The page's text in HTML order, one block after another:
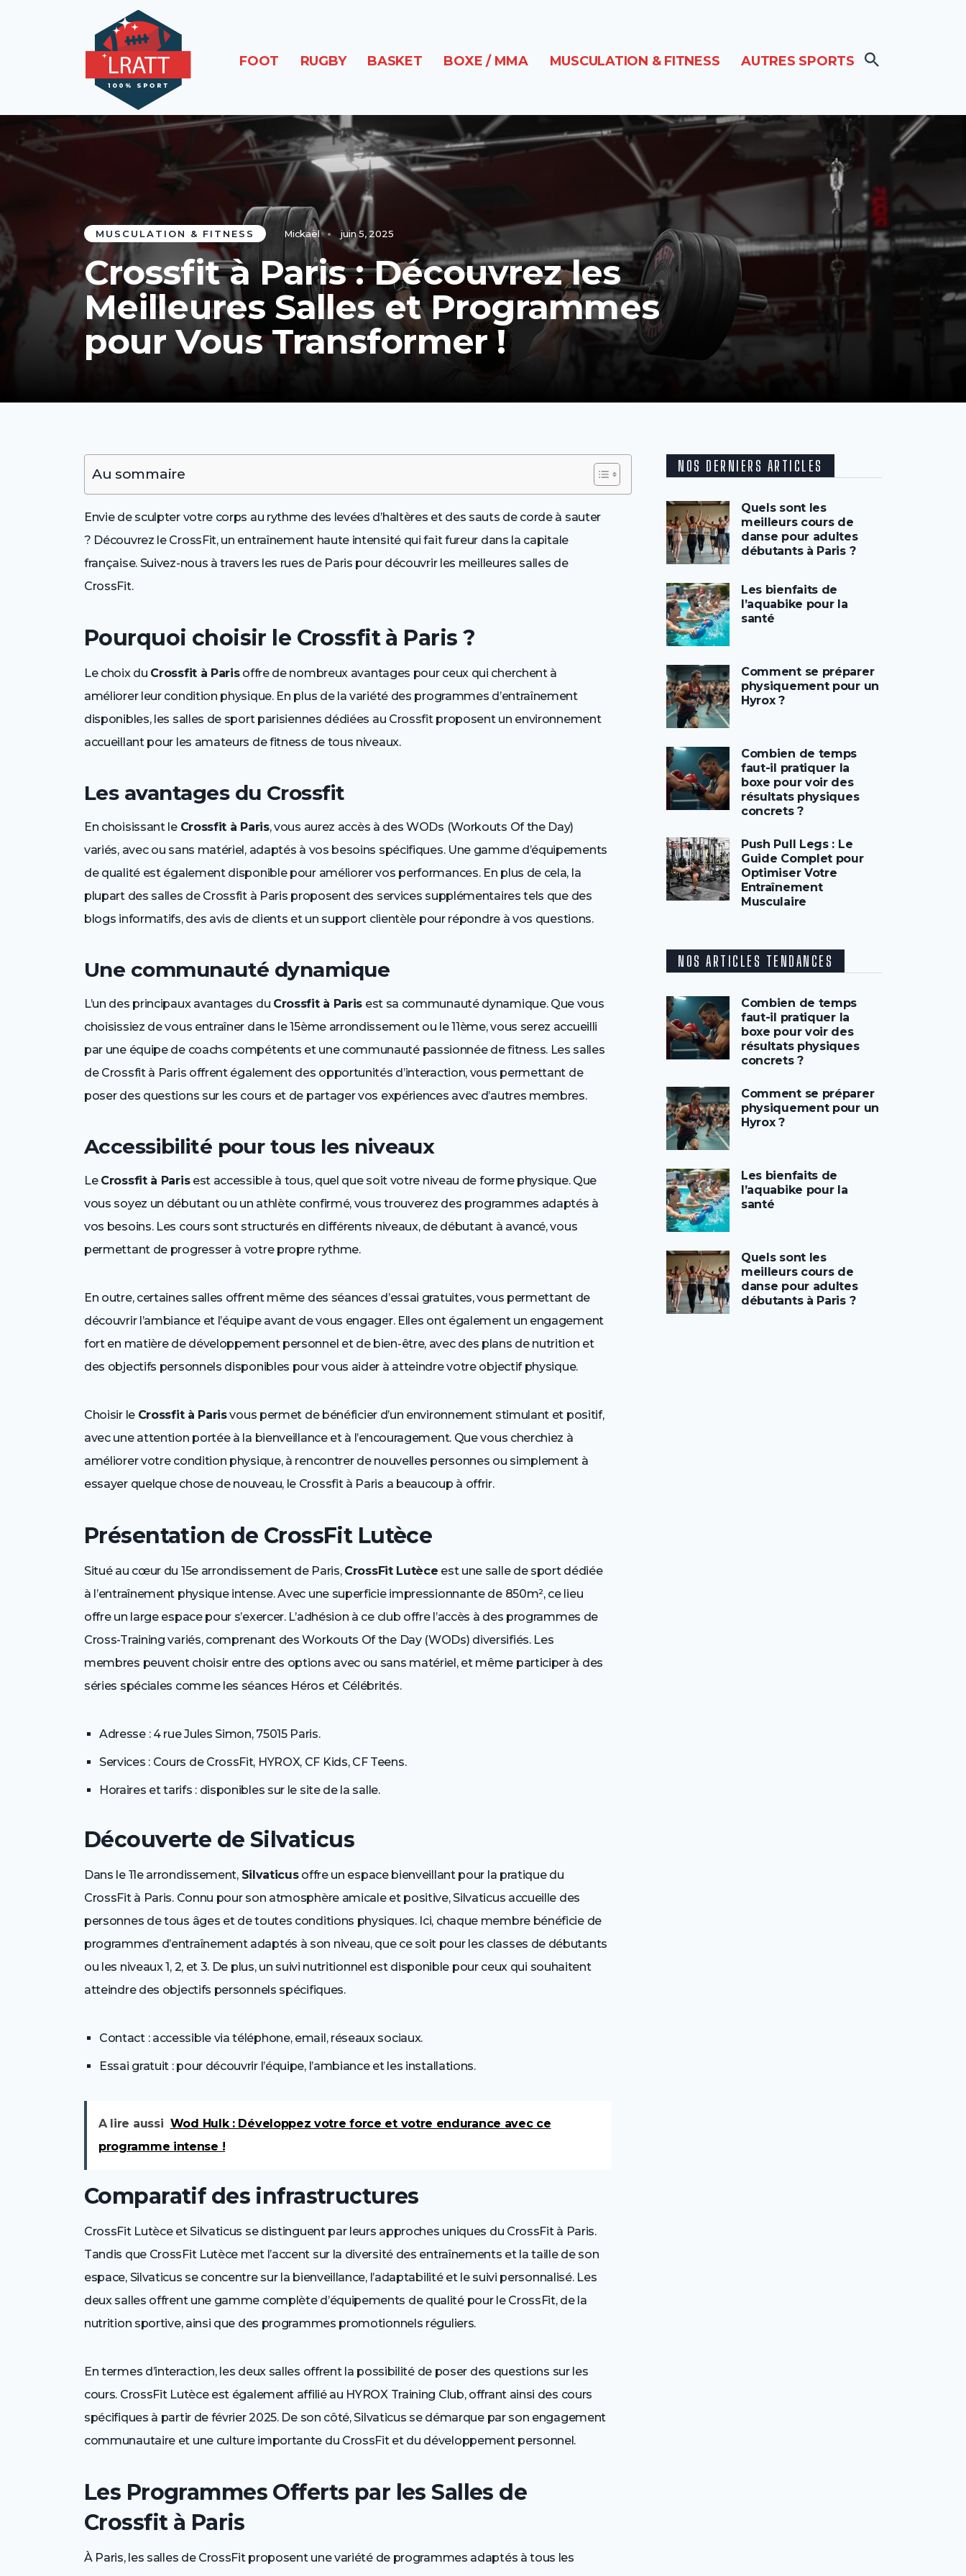
FOOT RUGBY BASKET BOXE / MMA MUSCULATION & FITNESS AUTRES SPORTS
MUSCULATION & FITNESS Mickaël juin 5, 2025
Crossfit à Paris : Découvrez les
Meilleures Salles et Programmes
pour Vous Transformer !
Au sommaire
Envie de sculpter votre corps au rythme des levées d’haltères et des sauts de corde à sauter
? Découvrez le CrossFit, un entraînement haute intensité qui fait fureur dans la capitale
française. Suivez-nous à travers les rues de Paris pour découvrir les meilleures salles de
CrossFit.
Pourquoi choisir le Crossfit à Paris ?
Le choix du Crossfit à Parisoffre de nombreux avantages pour ceux qui cherchent à
améliorer leur condition physique. En plus de la variété des programmes d’entraînement
disponibles, les salles de sport parisiennes dédiées au Crossfit proposent un environnement
accueillant pour les amateurs de fitness de tous niveaux.
Les avantages du Crossfit
En choisissant le Crossfit à Paris, vous aurez accès à des WODs (Workouts Of the Day)
variés, avec ou sans matériel, adaptés à vos besoins spécifiques. Une gamme d’équipements
de qualité est également disponible pour améliorer vos performances. En plus de cela, la
plupart des salles de Crossfit à Paris proposent des services supplémentaires tels que des
blogs informatifs, des avis de clients et un support clientèle pour répondre à vos questions.
Une communauté dynamique
L’un des principaux avantages du Crossfit à Paris est sa communauté dynamique. Que vous
choisissiez de vous entraîner dans le 15ème arrondissement ou le 11ème, vous serez accueilli
par une équipe de coachs compétents et une communauté passionnée de fitness. Les salles
de Crossfit à Paris offrent également des opportunités d’interaction, vous permettant de
poser des questions sur les cours et de partager vos expériences avec d’autres membres.
Accessibilité pour tous les niveaux
Le Crossfit à Parisest accessible à tous, quel que soit votre niveau de forme physique. Que
vous soyez un débutant ou un athlète confirmé, vous trouverez des programmes adaptés à
vos besoins. Les cours sont structurés en différents niveaux, de débutant à avancé, vous
permettant de progresser à votre propre rythme.
En outre, certaines salles offrent même des séances d’essai gratuites, vous permettant de
découvrir l’ambiance et l’équipe avant de vous engager. Elles ont également un engagement
fort en matière de développement personnel et de bien-être, avec des plans de nutrition et
des objectifs personnels disponibles pour vous aider à atteindre votre objectif physique.
Choisir le Crossfit à Parisvous permet de bénéficier d’un environnement stimulant et positif,
avec une attention portée à la bienveillance et à l’encouragement. Que vous cherchiez à
améliorer votre condition physique, à rencontrer de nouvelles personnes ou simplement à
essayer quelque chose de nouveau, le Crossfit à Paris a beaucoup à offrir.
Présentation de CrossFit Lutèce
Situé au cœur du 15e arrondissement de Paris, CrossFit Lutèce est une salle de sport dédiée
à l’entraînement physique intense. Avec une superficie impressionnante de 850m², ce lieu
offre un large espace pour s’exercer. L’adhésion à ce club offre l’accès à des programmes de
Cross-Training variés, comprenant des Workouts Of the Day (WODs) diversifiés. Les
membres peuvent choisir entre des options avec ou sans matériel, et même participer à des
séries spéciales comme les séances Héros et Célébrités.
Adresse : 4 rue Jules Simon, 75015 Paris.
Services : Cours de CrossFit, HYROX, CF Kids, CF Teens.
Horaires et tarifs : disponibles sur le site de la salle.
Découverte de Silvaticus
Dans le 11e arrondissement, Silvaticusoffre un espace bienveillant pour la pratique du
CrossFit à Paris. Connu pour son atmosphère amicale et positive, Silvaticus accueille des
personnes de tous âges et de toutes conditions physiques. Ici, chaque membre bénéficie de
programmes d’entraînement adaptés à son niveau, que ce soit pour les classes de débutants
ou les niveaux 1, 2, et 3. De plus, un suivi nutritionnel est disponible pour ceux qui souhaitent
atteindre des objectifs personnels spécifiques.
Contact : accessible via téléphone, email, réseaux sociaux.
Essai gratuit : pour découvrir l’équipe, l’ambiance et les installations.
A lire aussi Wod Hulk : Développez votre force et votre endurance avec ce
programme intense !
Comparatif des infrastructures
CrossFit Lutèce et Silvaticus se distinguent par leurs approches uniques du CrossFit à Paris.
Tandis que CrossFit Lutèce met l’accent sur la diversité des entraînements et la taille de son
espace, Silvaticus se concentre sur la bienveillance, l’adaptabilité et le suivi personnalisé. Les
deux salles offrent une gamme complète d’équipements de qualité pour le CrossFit, de la
nutrition sportive, ainsi que des programmes promotionnels réguliers.
En termes d’interaction, les deux salles offrent la possibilité de poser des questions sur les
cours. CrossFit Lutèce est également affilié au HYROX Training Club, offrant ainsi des cours
spécifiques à partir de février 2025. De son côté, Silvaticus se démarque par son engagement
communautaire et une culture importante du CrossFit et du développement personnel.
Les Programmes Offerts par les Salles de
Crossfit à Paris
À Paris, les salles de CrossFit proposent une variété de programmes adaptés à tous les
NOS DERNIERS ARTICLES
Quels sont les
meilleurs cours de
danse pour adultes
débutants à Paris ?
Les bienfaits de
l’aquabike pour la
santé
Comment se préparer
physiquement pour un
Hyrox ?
Combien de temps
faut-il pratiquer la
boxe pour voir des
résultats physiques
concrets ?
Push Pull Legs : Le
Guide Complet pour
Optimiser Votre
Entraînement
Musculaire
NOS ARTICLES TENDANCES
Combien de temps
faut-il pratiquer la
boxe pour voir des
résultats physiques
concrets ?
Comment se préparer
physiquement pour un
Hyrox ?
Les bienfaits de
l’aquabike pour la
santé
Quels sont les
meilleurs cours de
danse pour adultes
débutants à Paris ?